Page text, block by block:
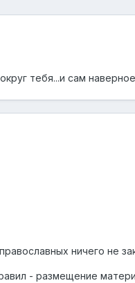
тебя...и сам
ничего не
- размещение